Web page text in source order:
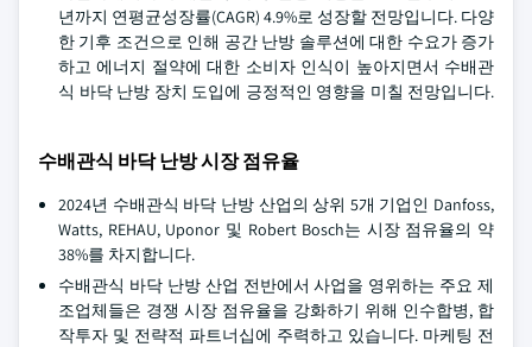
년까지 연평균성장률(CAGR) 4.9%로 성장할 전망입니다. 다양
한 기후 조건으로 인해 공간 난방 솔루션에 대한 수요가 증가
하고 에너지 절약에 대한 소비자 인식이 높아지면서 수배관
식 바닥 난방 장치 도입에 긍정적인 영향을 미칠 전망입니다.
수배관식 바닥 난방 시장 점유율
2024년 수배관식 바닥 난방 산업의 상위 5개 기업인 Danfoss,
Watts, REHAU, Uponor 및 Robert Bosch는 시장 점유율의 약
38%를 차지합니다.
수배관식 바닥 난방 산업 전반에서 사업을 영위하는 주요 제
조업체들은 경쟁 시장 점유율을 강화하기 위해 인수합병, 합
작투자 및 전략적 파트너십에 주력하고 있습니다. 마케팅 전